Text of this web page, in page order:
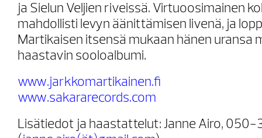
ja Sielun Veljien riveissä. Virtuoosimainen
mahdollisti levyn äänittämisen livenä, ja
Martikaisen itsensä mukaan hänen uransa
haastavin sooloalbumi.
www.jarkkomartikainen.fi
www.sakararecords.com
Lisätiedot ja haastattelut: Janne Airo,